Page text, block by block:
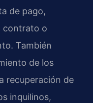
de pago,
contrato o
También
de los
recuperación de
inquilinos,